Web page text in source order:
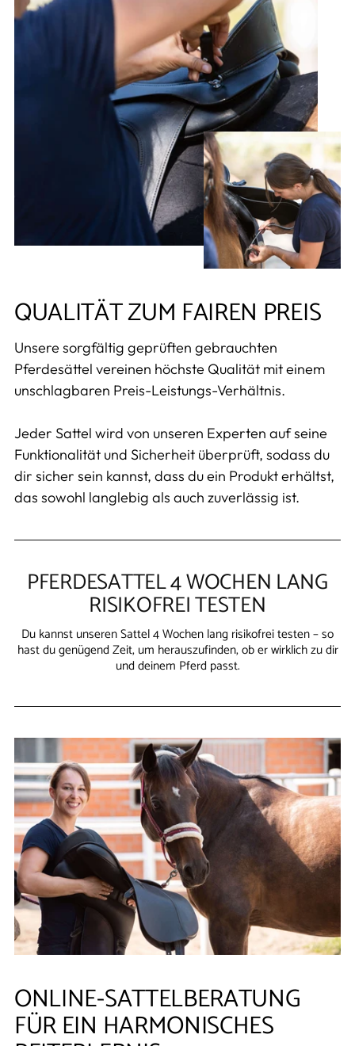
QUALITÄT ZUM FAIREN PREIS
Unsere sorgfältig geprüften gebrauchten
Pferdesättel vereinen höchste Qualität mit einem
unschlagbaren Preis-Leistungs-Verhältnis.
Jeder Sattel wird von unseren Experten auf seine
Funktionalität und Sicherheit überprüft, sodass du
dir sicher sein kannst, dass du ein Produkt erhältst,
das sowohl langlebig als auch zuverlässig ist.
PFERDESATTEL 4 WOCHEN LANG
RISIKOFREI TESTEN
Du kannst unseren Sattel 4 Wochen lang risikofrei testen – so
hast du genügend Zeit, um herauszufinden, ob er wirklich zu dir
und deinem Pferd passt.
ONLINE-SATTELBERATUNG
FÜR EIN HARMONISCHES